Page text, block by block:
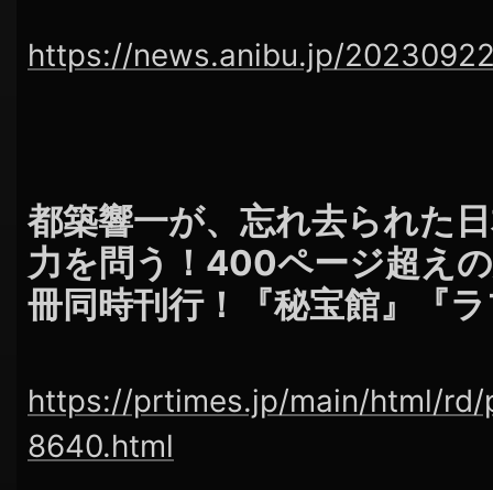
https://news.anibu.jp/
都築響一が、忘れ去られた
力を問う！400ページ超え
冊同時刊行！『秘宝館』『
https://prtimes.jp/main/html/
8640.html